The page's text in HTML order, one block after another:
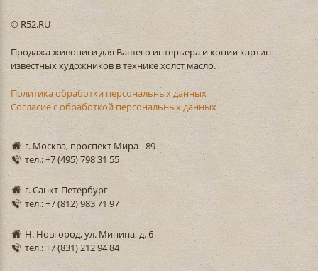
© R52.RU
Продажа живописи для Вашего интерьера и копии картин
известных художников в технике холст масло.
Политика обработки персональных данных
Согласие с обработкой персональных данных
г. Москва, проспект Мира - 89
тел.: +7 (495) 798 31 55
г. Санкт-Петербург
тел.: +7 (812) 983 71 97
Н. Новгород, ул. Минина, д. 6
тел.: +7 (831) 212 94 84